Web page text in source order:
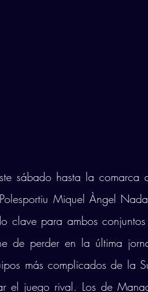
sábado hasta la comarca
Miquel Àngel
clave para ambos
de perder en la última
más complicados de la
el juego rival. Los de